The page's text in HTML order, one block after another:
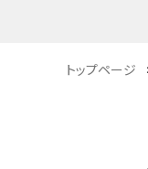
トップページ